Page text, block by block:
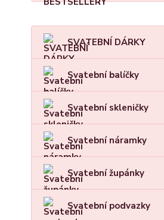
SVATEBNÍ DÁRKY
Svatební balíčky
Svatební skleničky
Svatební náramky
Svatební župánky
Svatební podvazky